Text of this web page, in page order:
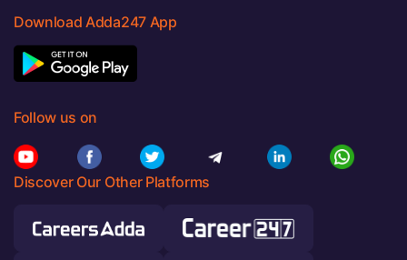
Download Adda247 App
Follow us on
Discover Our Other Platforms